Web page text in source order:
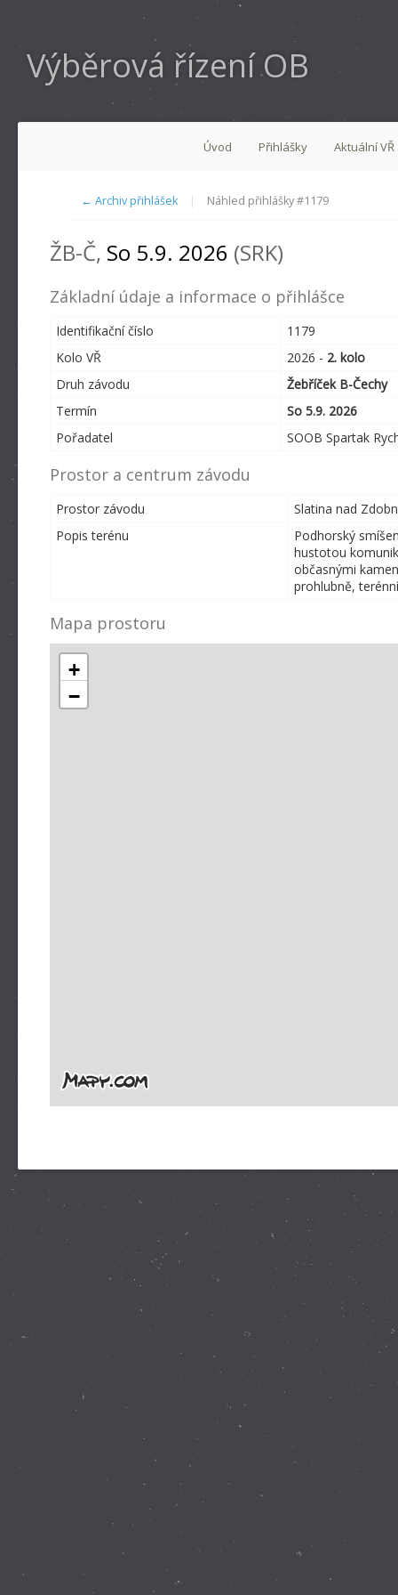
Výběrová řízení OB
Úvod Přihlášky Aktuální VŘ
← Archiv přihlášek | Náhled přihlášky #1179
ŽB-Č, So 5.9. 2026 (SRK)
Základní údaje a informace o přihlášce
Identifikační číslo
1179
Kolo VŘ
2026 - 2. kolo
Druh závodu
Žebříček B-Čechy
Termín
So 5.9. 2026
Pořadatel
SOOB Spartak
Prostor a centrum závodu
Prostor závodu
Slatina nad
Popis terénu
Podhorský
hustotou
občasnými
prohlubně,
Mapa prostoru
+
−